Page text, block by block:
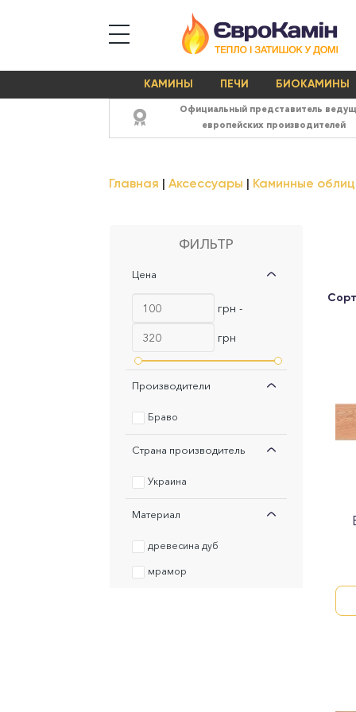
КАМИНЫ ПЕЧИ БИОКАМИНЫ
Официальный представитель
европейских производителей
Главная Аксессуары Каминные
ФИЛЬТР
Цена
грн -
грн
Производители
Браво
Страна производитель
Украина
Материал
древесина дуб
мрамор